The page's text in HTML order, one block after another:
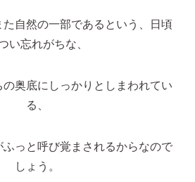
自然の一部であるという、日頃
い忘れがちな、
奥底にしっかりとしまわれてい
る、
っと呼び覚まされるからなので
しょう。